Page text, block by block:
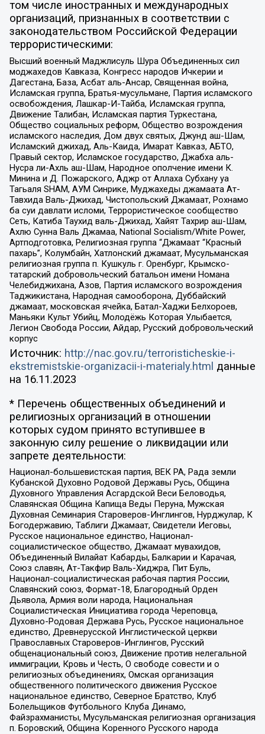
том числе иностранных и международных
организаций, признанных в соответствии с
законодательством Российской Федерации
террористическими:
Высший военный Маджлисуль Шура Объединенных сил
моджахедов Кавказа, Конгресс народов Ичкерии и
Дагестана, База, Асбат аль-Ансар, Священная война,
Исламская группа, Братья-мусульмане, Партия исламского
освобождения, Лашкар-И-Тайба, Исламская группа,
Движение Талибан, Исламская партия Туркестана,
Общество социальных реформ, Общество возрождения
исламского наследия, Дом двух святых, Джунд аш-Шам,
Исламский джихад, Аль-Каида, Имарат Кавказ, АБТО,
Правый сектор, Исламское государство, Джабха аль-
Нусра ли-Ахль аш-Шам, Народное ополчение имени К.
Минина и Д. Пожарского, Аджр от Аллаха Субхану уа
Тагьаля SHAM, АУМ Синрике, Муджахеды джамаата Ат-
Тавхида Валь-Джихад, Чистопольский Джамаат, Рохнамо
ба суи давлати исломи, Террористическое сообщество
Сеть, Катиба Таухид валь-Джихад, Хайят Тахрир аш-Шам,
Ахлю Сунна Валь Джамаа, National Socialism/White Power,
Артподготовка, Религиозная группа “Джамаат “Красный
пахарь”, Колумбайн, Хатлонский джамаат, Мусульманская
религиозная группа п. Кушкуль г. Оренбург, Крымско-
татарский добровольческий батальон имени Номана
Челебиджихана, Азов, Партия исламского возрождения
Таджикистана, Народная самооборона, Дуббайский
джамаат, московская ячейка, Батал-Хаджи Белхороев,
Маньяки Культ Убийц, Молодёжь Которая Улыбается,
Легион Свобода России, Айдар, Русский добровольческий
корпус
Источник: http://nac.gov.ru/terroristicheskie-i-
ekstremistskie-organizacii-i-materialy.html данные
на 16.11.2023
* Перечень общественных объединений и
религиозных организаций в отношении
которых судом принято вступившее в
законную силу решение о ликвидации или
запрете деятельности:
Национал-большевистская партия, ВЕК РА, Рада земли
Кубанской Духовно Родовой Державы Русь, Община
Духовного Управления Асгардской Веси Беловодья,
Славянская Община Капища Веды Перуна, Мужская
Духовная Семинария Староверов-Инглингов, Нурджулар, К
Богодержавию, Таблиги Джамаат, Свидетели Иеговы,
Русское национальное единство, Национал-
социалистическое общество, Джамаат мувахидов,
Объединенный Вилайат Кабарды, Балкарии и Карачая,
Союз славян, Ат-Такфир Валь-Хиджра, Пит Буль,
Национал-социалистическая рабочая партия России,
Славянский союз, Формат-18, Благородный Орден
Дьявола, Армия воли народа, Национальная
Социалистическая Инициатива города Череповца,
Духовно-Родовая Держава Русь, Русское национальное
единство, Древнерусской Инглистической церкви
Православных Староверов-Инглингов, Русский
общенациональный союз, Движение против нелегальной
иммиграции, Кровь и Честь, О свободе совести и о
религиозных объединениях, Омская организация
общественного политического движения Русское
национальное единство, Северное Братство, Клуб
Болельщиков Футбольного Клуба Динамо,
Файзрахманисты, Мусульманская религиозная организация
п. Боровский, Община Коренного Русского народа